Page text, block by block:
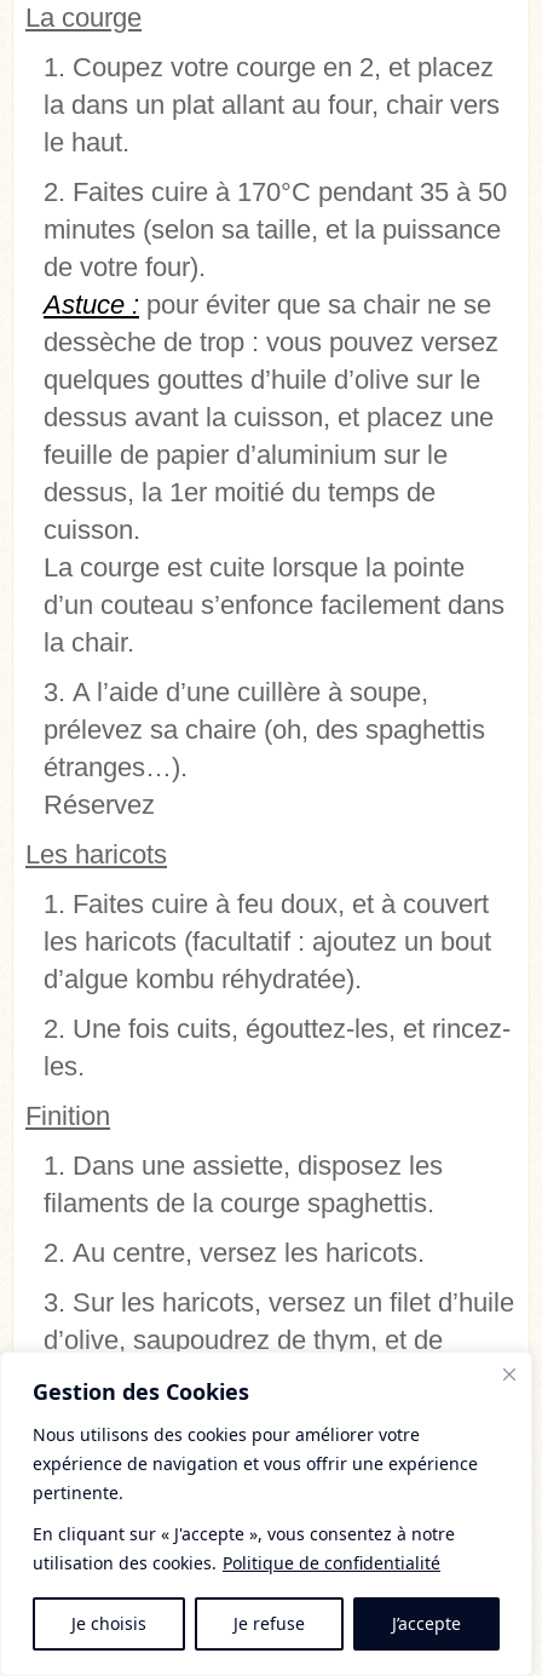
Gestion des Cookies
Nous utilisons des cookies pour améliorer votre
expérience de navigation et vous offrir une expérience
pertinente.
En cliquant sur « J'accepte », vous consentez à notre
utilisation des cookies. Politique de confidentialité
Je choisis Je refuse J’accepte
La courge
Coupez votre courge en 2, et placez
la dans un plat allant au four, chair vers
le haut.
Faites cuire à 170°C pendant 35 à 50
minutes (selon sa taille, et la puissance
de votre four).
Astuce : pour éviter que sa chair ne se
dessèche de trop : vous pouvez versez
quelques gouttes d’huile d’olive sur le
dessus avant la cuisson, et placez une
feuille de papier d’aluminium sur le
dessus, la 1er moitié du temps de
cuisson.
La courge est cuite lorsque la pointe
d’un couteau s’enfonce facilement dans
la chair.
A l’aide d’une cuillère à soupe,
prélevez sa chaire (oh, des spaghettis
étranges…).
Réservez
Les haricots
Faites cuire à feu doux, et à couvert
les haricots (facultatif : ajoutez un bout
d’algue kombu réhydratée).
Une fois cuits, égouttez-les, et rincez-
les.
Finition
Dans une assiette, disposez les
filaments de la courge spaghettis.
Au centre, versez les haricots.
Sur les haricots, versez un filet d’huile
d’olive, saupoudrez de thym, et de
quelques graines de tournesol.
Lacourge spaghettia un délicieux goût,
bien, bien, bien loin de mon potimarron
d’amour.
Le potimarron est très fort en énergie
Terre (MTC), et la courge spaghetti
beaucoup moins.
Ses filaments sont doux, fins, et ont un